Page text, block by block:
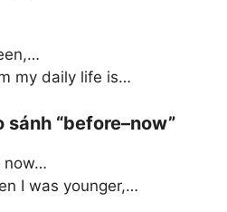
my daily life is…
“before–now”
now…
I was younger,…